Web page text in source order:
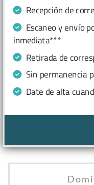
Recepción de
Escaneo y envío
inmediata***
Retirada de
Sin permanencia
Date de alta